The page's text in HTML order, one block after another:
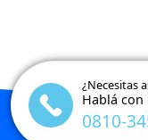
¿Necesitas
Hablá
0810-